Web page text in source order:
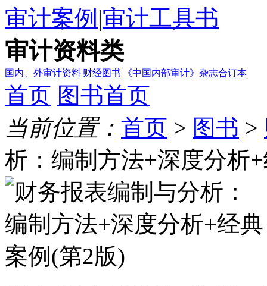
审计案例 |审计工具书
审计资料类
国内、外审计资料|财经图书| 《中国内部审计》杂志合订本
首页 图书首页
当前位置： 首页 > 图书 >
析：编制方法+深度分析